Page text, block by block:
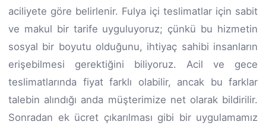
aciliyete göre belirlenir. Fulya içi teslimatlar için sabit
ve makul bir tarife uyguluyoruz; çünkü bu hizmetin
sosyal bir boyutu olduğunu, ihtiyaç sahibi insanların
erişebilmesi gerektiğini biliyoruz. Acil ve gece
teslimatlarında fiyat farklı olabilir, ancak bu farklar
talebin alındığı anda müşterimize net olarak bildirilir.
Sonradan ek ücret çıkarılması gibi bir uygulamamız